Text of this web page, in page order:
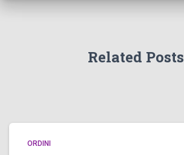
Related Posts
ORDINI